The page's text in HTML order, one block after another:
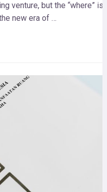
venture, but the “where” is
new era of …